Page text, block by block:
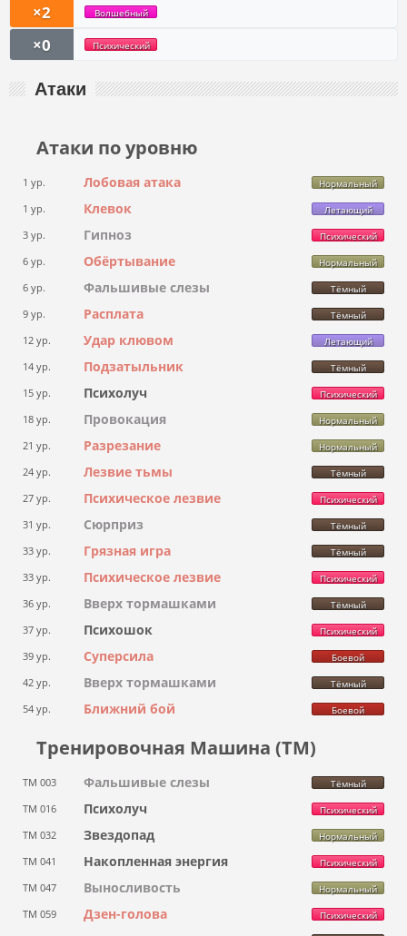
×2 Волшебный
×0 Психический
Атаки
Атаки по уровню
1 ур. Лобовая атака Нормальный
1 ур. Клевок Летающий
3 ур. Гипноз Психический
6 ур. Обёртывание Нормальный
6 ур. Фальшивые слезы Тёмный
9 ур. Расплата Тёмный
12 ур. Удар клювом Летающий
14 ур. Подзатыльник Тёмный
15 ур. Психолуч Психический
18 ур. Провокация Нормальный
21 ур. Разрезание Нормальный
24 ур. Лезвие тьмы Тёмный
27 ур. Психическое лезвие Психический
31 ур. Сюрприз Тёмный
33 ур. Грязная игра Тёмный
33 ур. Психическое лезвие Психический
36 ур. Вверх тормашками Тёмный
37 ур. Психошок Психический
39 ур. Суперсила Боевой
42 ур. Вверх тормашками Тёмный
54 ур. Ближний бой Боевой
Тренировочная Машина (ТМ)
ТМ 003 Фальшивые слезы Тёмный
ТМ 016 Психолуч Психический
ТМ 032 Звездопад Нормальный
ТМ 041 Накопленная энергия Психический
ТМ 047 Выносливость Нормальный
ТМ 059 Дзен-голова Психический